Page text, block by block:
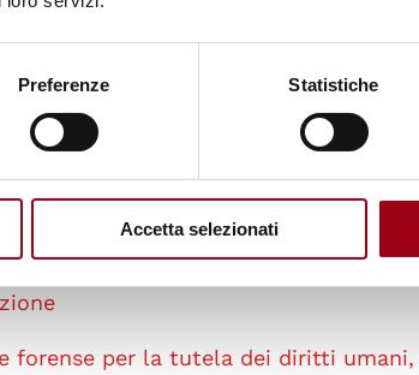
Preferenze Statistiche
Accetta selezionati
forense per la tutela dei diritti umani,